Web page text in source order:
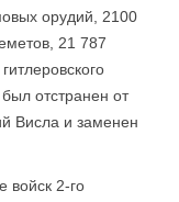
орудий, 2100
21 787
отстранен от
Висла и заменен
войск 2-го